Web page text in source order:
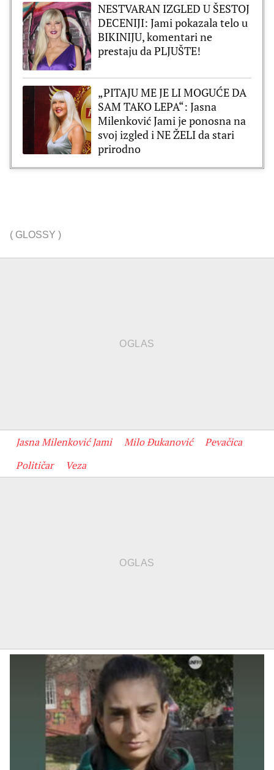
NESTVARAN IZGLED U ŠESTOJ
DECENIJI: Jami pokazala telo u
BIKINIJU, komentari ne
prestaju da PLJUŠTE!
„PITAJU ME JE LI MOGUĆE DA
SAM TAKO LEPA“: Jasna
Milenković Jami je ponosna na
svoj izgled i NE ŽELI da stari
prirodno
( GLOSSY )
Jasna Milenković Jami Milo Đukanović
Pevačica
Političar
Veza